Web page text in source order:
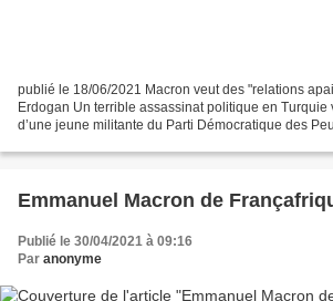
publié le 18/06/2021 Macron veut des "relations
Erdogan Un terrible assassinat politique en Turquie
d’une jeune militante du Parti Démocratique des
Emmanuel Macron de
Publié le 30/04/2021 à 09:16
Par anonyme